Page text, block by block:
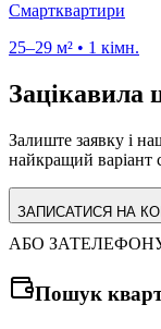
Смартквартири
25–29 м² • 1 кімн.
Зацікавила
Залиште заявку і
найкращий варіант
ЗАПИСАТИСЯ НА
АБО
Пошук